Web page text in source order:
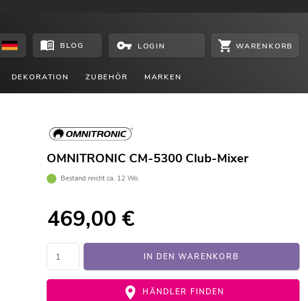
BLOG LOGIN WARENKORB
DEKORATION ZUBEHÖR MARKEN
OMNITRONIC CM-5300 Club-Mixer
Bestand reicht ca. 12 Wo.
469,00 €
IN DEN WARENKORB
HÄNDLER FINDEN